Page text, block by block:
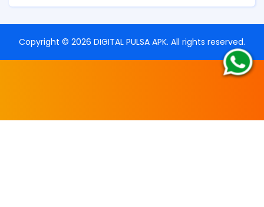
Copyright © 2026 DIGITAL PULSA APK. All rights reserved.